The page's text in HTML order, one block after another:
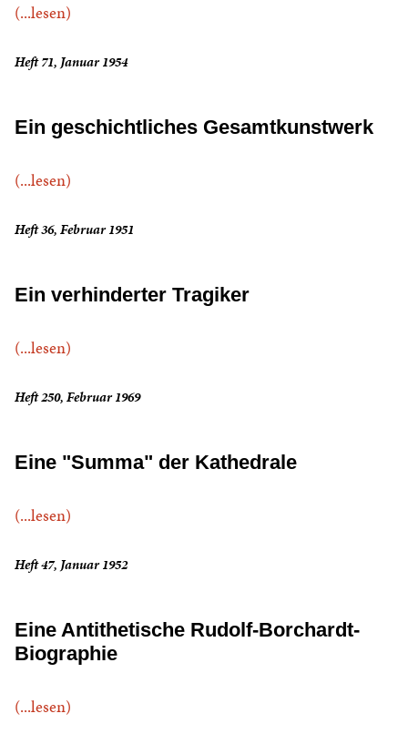
(...lesen)
Heft 71, Januar 1954
Ein geschichtliches Gesamtkunstwerk
(...lesen)
Heft 36, Februar 1951
Ein verhinderter Tragiker
(...lesen)
Heft 250, Februar 1969
Eine "Summa" der Kathedrale
(...lesen)
Heft 47, Januar 1952
Eine Antithetische Rudolf-Borchardt-
Biographie
(...lesen)